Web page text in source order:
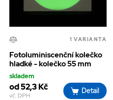
1 VARIANTA
Fotoluminiscenční kolečko
hladké - kolečko 55 mm
skladem
od 52,3 Kč
vč. DPH
Detail